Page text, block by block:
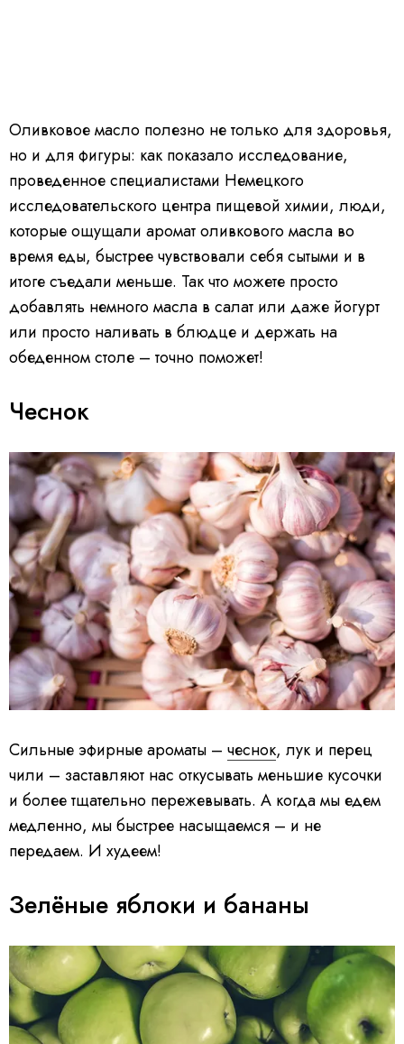
Оливковое масло полезно не только для здоровья,
но и для фигуры: как показало исследование,
проведенное специалистами Немецкого
исследовательского центра пищевой химии, люди,
которые ощущали аромат оливкового масла во
время еды, быстрее чувствовали себя сытыми и в
итоге съедали меньше. Так что можете просто
добавлять немного масла в салат или даже йогурт
или просто наливать в блюдце и держать на
обеденном столе – точно поможет!
Чеснок
Сильные эфирные ароматы – чеснок, лук и перец
чили – заставляют нас откусывать меньшие кусочки
и более тщательно пережевывать. А когда мы едем
медленно, мы быстрее насыщаемся – и не
передаем. И худеем!
Зелёные яблоки и бананы